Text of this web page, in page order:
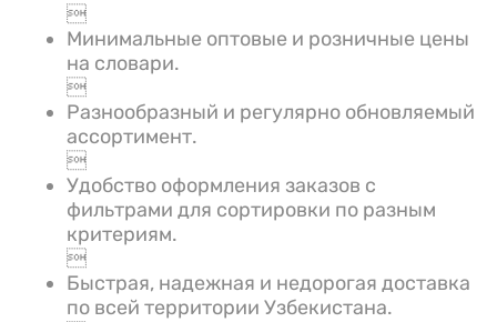

Минимальные оптовые и розничные цены
на словари.

Разнообразный и регулярно обновляемый
ассортимент.

Удобство оформления заказов с
фильтрами для сортировки по разным
критериям.

Быстрая, надежная и недорогая доставка
по всей территории Узбекистана.